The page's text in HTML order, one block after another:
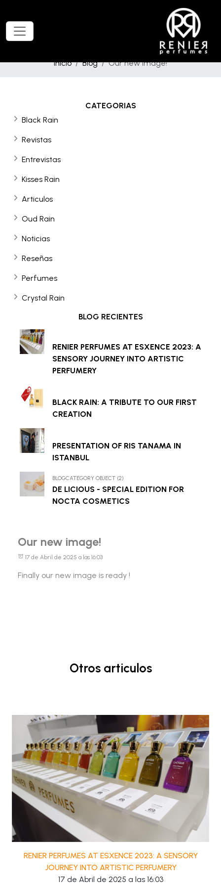
Inicio Blog Our new image!
CATEGORIAS
Black Rain
Revistas
Entrevistas
Kisses Rain
Articulos
Oud Rain
Noticias
Reseñas
Perfumes
Crystal Rain
BLOG RECIENTES
RENIER PERFUMES AT ESXENCE 2023: A
SENSORY JOURNEY INTO ARTISTIC
PERFUMERY
BLACK RAIN: A TRIBUTE TO OUR FIRST
CREATION
PRESENTATION OF RIS TANAMA IN
ISTANBUL
BLOGCATEGORY OBJECT (2)
DE LICIOUS - SPECIAL EDITION FOR
NOCTA COSMETICS
Our new image!
17 de Abril de 2025 a las 16:03
Finally our new image is ready !
Otros articulos
RENIER PERFUMES AT ESXENCE 2023: A SENSORY
JOURNEY INTO ARTISTIC PERFUMERY
17 de Abril de 2025 a las 16:03